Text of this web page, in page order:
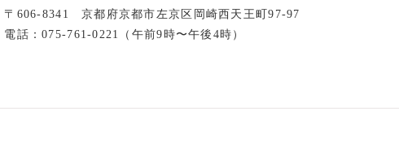
〒606-8341 京都府京都市左京区岡崎西天王町97-97
電話：075-761-0221（午前9時〜午後4時）